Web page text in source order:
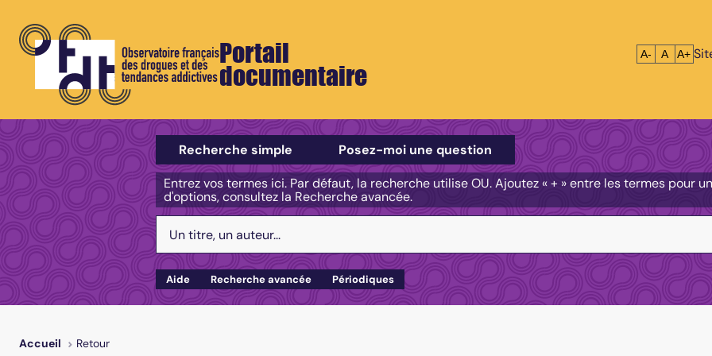
Portail
documentaire
Réduire le
A- A A+
Sélectionner un type de recherche
Recherche simple
Posez-moi une question
Entrez vos termes ici. Par défaut, la recherche utilise OU. Ajoutez « + » entre les termes pour
d'options, consultez la Recherche avancée.
Aide Recherche avancée Périodiques
Accueil Retour